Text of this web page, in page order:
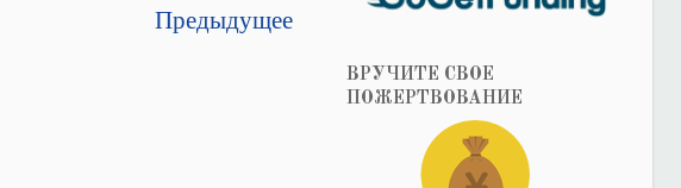
Предыдущее
ВРУЧИТЕ СВОЕ
ПОЖЕРТВОВАНИЕ